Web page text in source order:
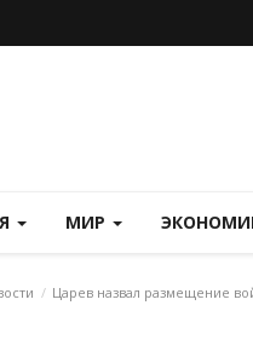
МИР
Царев назвал размещение